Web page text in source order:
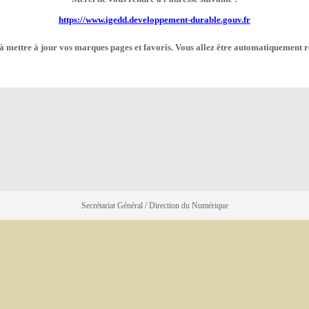
https://www.igedd.developpement-durable.gouv.fr
à mettre à jour vos marques pages et favoris. Vous allez être automatiquement
Secrétariat Général / Direction du Numérique